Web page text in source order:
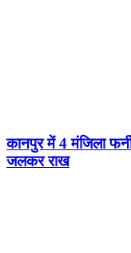
कानपुर में 4 मंजिला
जलकर राख